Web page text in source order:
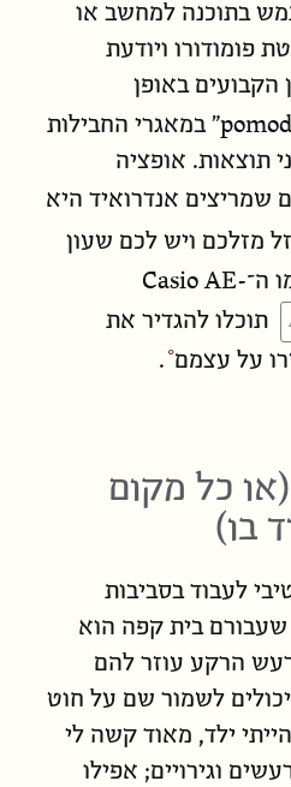
בתוכנה למחשב או
פומודורו ויודעת
הקבועים באופן
” במאגרי החבילות
תוצאות. אופציה
שמריצים אנדרואיד היא
מזלכם ויש לכם שעון
ה־Casio AE-
תוכלולהגדיר את
על עצמם .
כל מקום
בו)
לעבוד בסביבות
שעבורם בית קפה הוא
הרקע עוזר להם
יכולים לשמור שם על חוט
ילד, מאוד קשה לי
וגירויים; אפילו